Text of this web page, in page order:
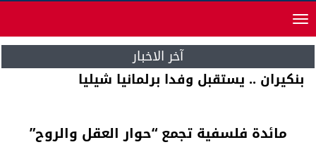
Toggle
navigation
آخر الاخبار
بنكيران .. يستقبل وفدا برلمانيا شيليا
مائدة فلسفية تجمع “حوار العقل والروح”